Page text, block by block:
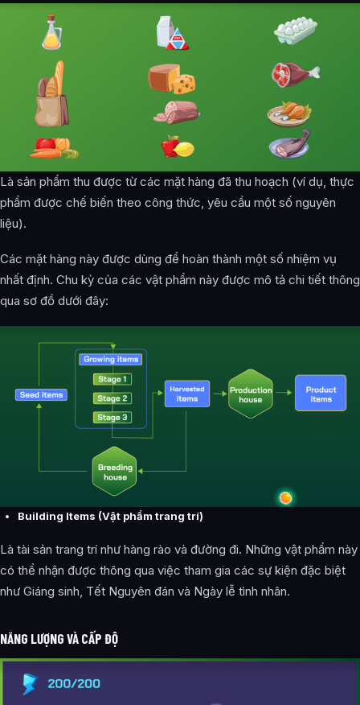
Là sản phẩm thu được từ các mặt hàng đã thu hoạch (ví dụ, thực
phẩm được chế biến theo công thức, yêu cầu một số nguyên
liệu).
Các mặt hàng này được dùng để hoàn thành một số nhiệm vụ
nhất định. Chu kỳ của các vật phẩm này được mô tả chi tiết thông
qua sơ đồ dưới đây:
Building Items (Vật phẩm trang trí)
Là tài sản trang trí như hàng rào và đường đi. Những vật phẩm này
có thể nhận được thông qua việc tham gia các sự kiện đặc biệt
như Giáng sinh, Tết Nguyên đán và Ngày lễ tình nhân.
NĂNG LƯỢNG VÀ CẤP ĐỘ